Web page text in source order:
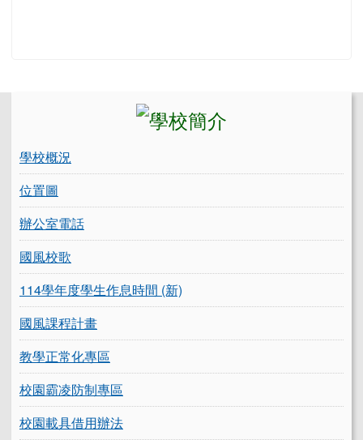
學校概況
位置圖
辦公室電話
國風校歌
114學年度學生作息時間 (新)
國風課程計畫
教學正常化專區
校園霸凌防制專區
校園載具借用辦法